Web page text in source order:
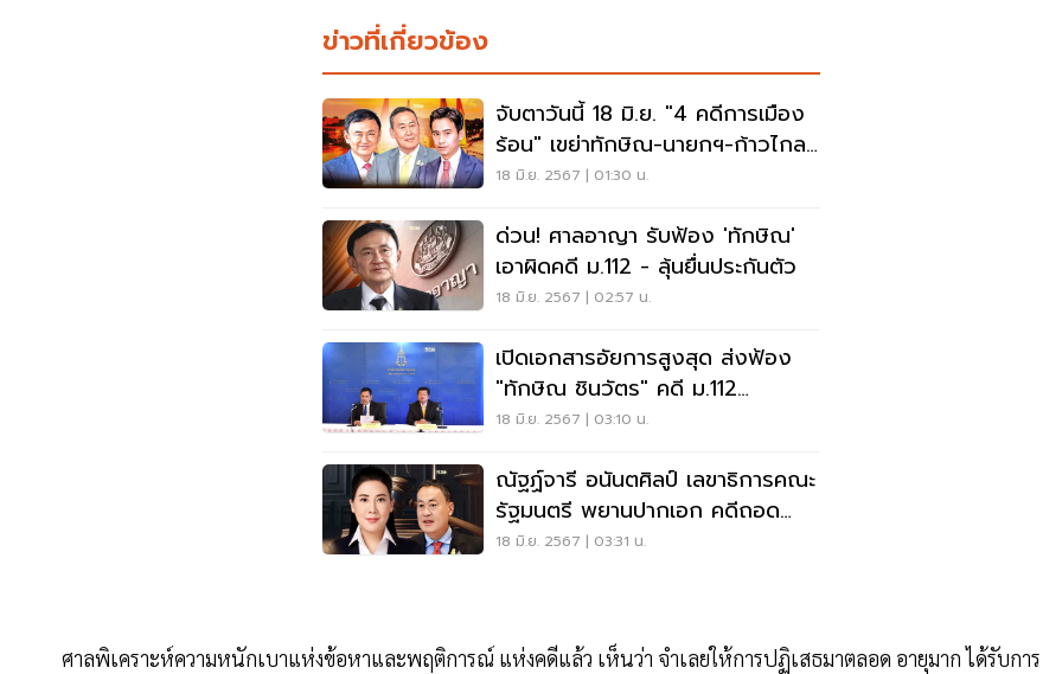
ข่าวที่เกี่ยวข้อง
จับตาวันนี้ 18 มิ.ย. "4 คดีการเมือง
ร้อน" เขย่าทักษิณ-นายกฯ-ก้าวไกล-
เลือกสว.
18 มิ.ย. 2567 | 01:30 น.
ด่วน! ศาลอาญา รับฟ้อง 'ทักษิณ'
เอาผิดคดี ม.112 - ลุ้นยื่นประกันตัว
18 มิ.ย. 2567 | 02:57 น.
เปิดเอกสารอัยการสูงสุด ส่งฟ้อง​
"ทักษิณ​ ชินวัตร" คดี ม.112
และพ.ร.บ.คอมฯ
18 มิ.ย. 2567 | 03:10 น.
ณัฐฏ์จารี อนันตศิลป์ เลขาธิการคณะ
รัฐมนตรี พยานปากเอก คดีถอด
ถอนเศรษฐา
18 มิ.ย. 2567 | 03:31 น.
ศาลพิเคราะห์ความหนักเบาแห่งข้อหาและพฤติการณ์ แห่งคดีแล้ว เห็นว่า จำเลยให้การปฏิเสธมาตลอด อายุมาก ได้รับการ